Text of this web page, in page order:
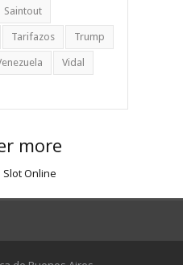
Saintout
Tarifazos Trump
Vidal
more
Slot Online